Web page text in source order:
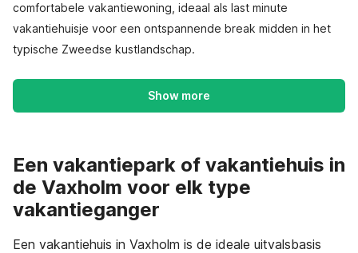
comfortabele vakantiewoning, ideaal als last minute
vakantiehuisje voor een ontspannende break midden in het
typische Zweedse kustlandschap.
Show more
Een vakantiepark of vakantiehuis in
de Vaxholm voor elk type
vakantieganger
Een vakantiehuis in Vaxholm is de ideale uitvalsbasis